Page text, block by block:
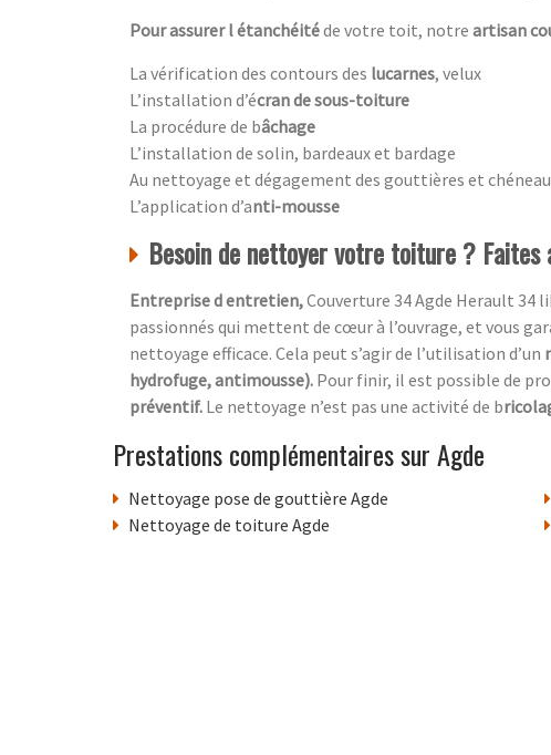
Pour assurer l étanchéitéde votre toit, notre artisan
La vérification des contours des lucarnes, velux
L’installation d’écran de sous-toiture
La procédure de bâchage
L’installation de solin, bardeaux et bardage
Au nettoyage et dégagement des gouttières et
L’application d’anti-mousse
Besoin de nettoyer votre toiture ? Faites
Entreprise d entretien,Couverture 34 Agde Herault 34
passionnés qui mettent de cœur à l’ouvrage, et vous
nettoyage efficace. Cela peut s’agir de l’utilisation d’un
hydrofuge, antimousse). Pour finir, il est possible de
préventif. Le nettoyage n’est pas une activité de b
Prestations complémentaires sur Agde
Nettoyage pose de gouttière Agde
Nettoyage de toiture Agde